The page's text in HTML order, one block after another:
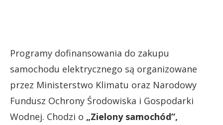
Programy dofinansowania do zakupu
samochodu elektrycznego są organizowane
przez Ministerstwo Klimatu oraz Narodowy
Fundusz Ochrony Środowiska i Gospodarki
Wodnej. Chodzi o „Zielony samochód”,